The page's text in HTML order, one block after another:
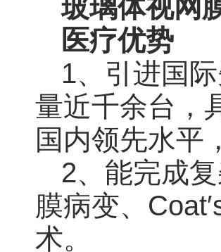
玻璃体视网
医疗优势
1、引进国
量近千余台，
国内领先水平
2、能完成
膜病变、
术。